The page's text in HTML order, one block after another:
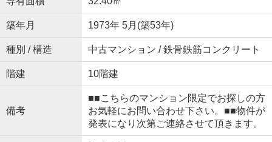
築年月 1973年 5月(築53年)
種別 / 構造 中古マンション / 鉄骨鉄筋コンクリート
階建 10階建
備考
■■こちらのマンション限定でお探しの方
お気軽にお問い合わせ下さい。■■物件が
発表になり次第ご連絡させて頂きます。